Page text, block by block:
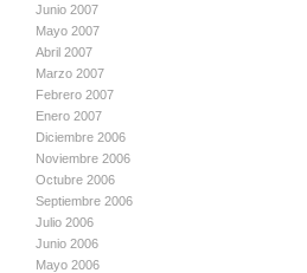
Junio 2007
Mayo 2007
Abril 2007
Marzo 2007
Febrero 2007
Enero 2007
Diciembre 2006
Noviembre 2006
Octubre 2006
Septiembre 2006
Julio 2006
Junio 2006
Mayo 2006